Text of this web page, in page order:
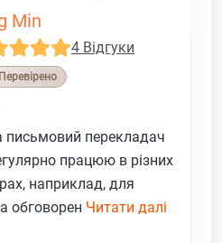
Min
4 Відгуки
письмовий перекладач
працюю в різних
наприклад, для
обговорен Читати далі